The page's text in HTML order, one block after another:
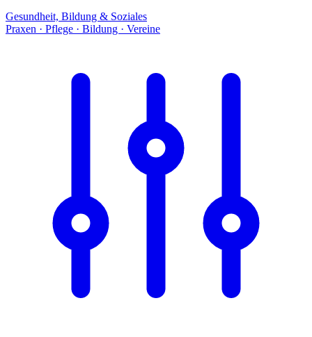
Gesundheit, Bildung & Soziales
Praxen · Pflege · Bildung · Vereine